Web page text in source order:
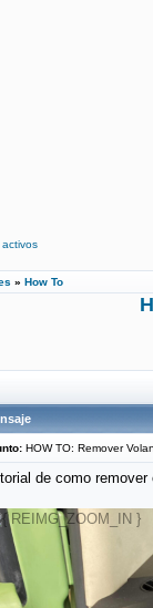
activos
» How To
HOW TO: Remover
de como